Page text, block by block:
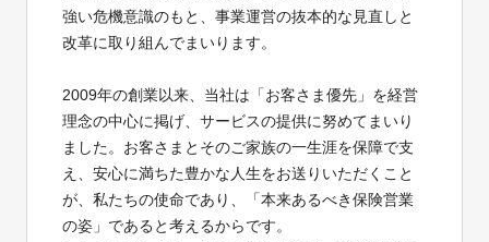
強い危機意識のもと、事業運営の抜本的な見直しと
改革に取り組んでまいります。
2009年の創業以来、当社は「お客さま優先」を経営
理念の中心に掲げ、サービスの提供に努めてまいり
ました。お客さまとそのご家族の一生涯を保障で支
え、安心に満ちた豊かな人生をお送りいただくこと
が、私たちの使命であり、「本来あるべき保険営業
の姿」であると考えるからです。